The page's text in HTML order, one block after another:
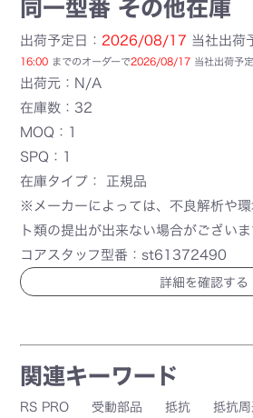
同一型番 その他在庫
出荷予定日： 2026/08/17 当社出荷
16:00 までのオーダーで2026/08/17 当社出荷予定
出荷元：N/A
在庫数：32
MOQ：1
SPQ：1
在庫タイプ： 正規品
※メーカーによっては、不良解析や
ト類の提出が出来ない場合がございま
コアスタッフ型番：st61372490
詳細を確認する
関連キーワード
RS PRO 受動部品 抵抗 抵抗周